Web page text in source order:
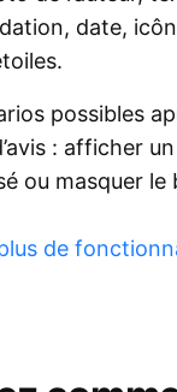
date,
possibles
: afficher
ou masquer le
de